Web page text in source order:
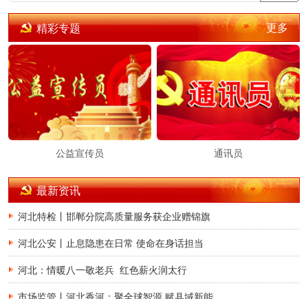
精彩专题 更多
公益宣传员 通讯员
最新资讯
河北特检丨邯郸分院高质量服务获企业赠锦旗
河北公安丨止息隐患在日常 使命在身话担当
河北：情暖八一敬老兵 红色薪火润太行
市场监管丨河北香河：聚全球智源 赋县域新能